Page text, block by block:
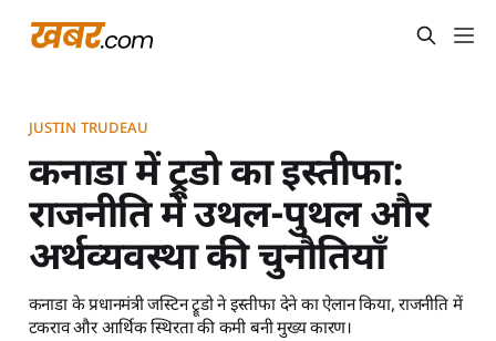
JUSTIN TRUDEAU
कनाडा में ट्रूडो का इस्तीफा:
राजनीति में उथल-पुथल और
अर्थव्यवस्था की चुनौतियाँ
कनाडा के प्रधानमंत्री जस्टिन ट्रूडो ने इस्तीफा देने का ऐलान किया, राजनीति में
टकराव और आर्थिक स्थिरता की कमी बनी मुख्य कारण।